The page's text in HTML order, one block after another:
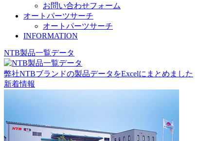
お問い合わせフォーム
オートパーツサーチ
オートパーツサーチ
INFORMATION
NTB製品一覧データ
弊社NTBブランドの製品データをExcelにまとめました
新着情報